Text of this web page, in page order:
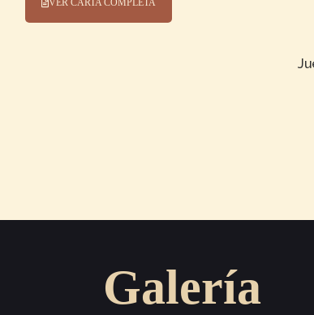
VER CARTA COMPLETA
Galería